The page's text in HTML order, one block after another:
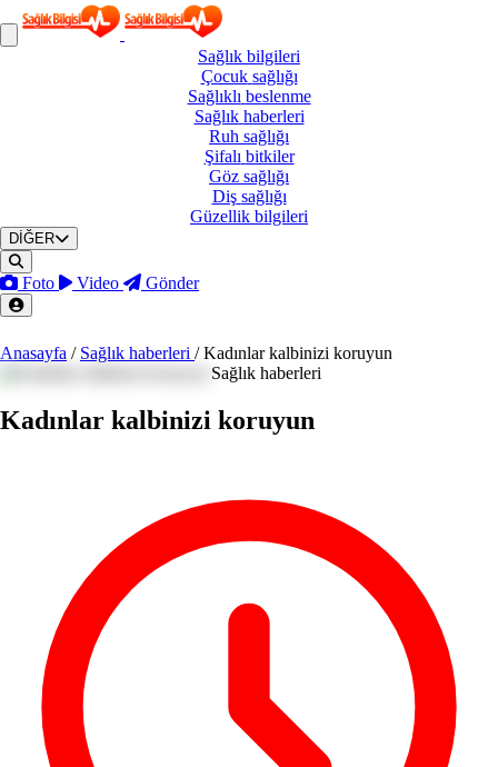
Sağlık bilgileri
Çocuk sağlığı
Sağlıklı beslenme
Sağlık haberleri
Ruh sağlığı
Şifalı bitkiler
Göz sağlığı
Diş sağlığı
Güzellik bilgileri
DİĞER
Foto Video Gönder
Anasayfa / Sağlık haberleri / Kadınlar kalbinizi koruyun
Sağlık haberleri
Kadınlar kalbinizi koruyun